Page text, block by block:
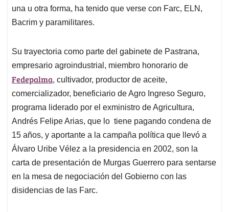
una u otra forma, ha tenido que verse con Farc, ELN,
Bacrim y paramilitares.
Su trayectoria como parte del gabinete de Pastrana,
empresario agroindustrial, miembro honorario de
Fedepalma, cultivador, productor de aceite,
comercializador, beneficiario de Agro Ingreso Seguro,
programa liderado por el exministro de Agricultura,
Andrés Felipe Arias, que lo tiene pagando condena de
15 años, y aportante a la campaña política que llevó a
Álvaro Uribe Vélez a la presidencia en 2002, son la
carta de presentación de Murgas Guerrero para sentarse
en la mesa de negociación del Gobierno con las
disidencias de las Farc.